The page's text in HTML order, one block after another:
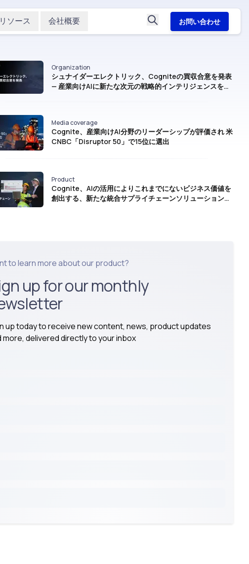
リソース 会社概要 お問い合わせ
Organization
シュナイダーエレクトリック、Cogniteの買収合意を発表
— 産業向けAIに新たな次元の戦略的インテリジェンスをも
Media coverage
Cognite、産業向けAI分野のリーダーシップが評価され 米
CNBC「Disruptor 50」で15位に選出
Product
Cognite、AIの活用によりこれまでにないビジネス価値を
創出する、新たな統合サプライチェーンソリューションを
to learn more about our product?
up for our monthly
up today to receive new content, news, product updates
more, delivered directly to your inbox